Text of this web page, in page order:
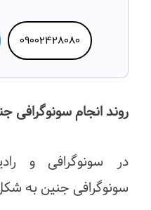
09002428080
روند انجام سونوگرافی
در سونوگرافی و
سونوگرافی جنین به